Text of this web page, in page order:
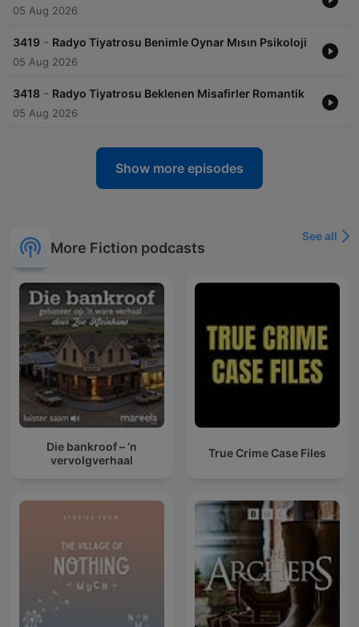
05 Aug 2026
3419 - Radyo Tiyatrosu Benimle Oynar Mısın Psikoloji
05 Aug 2026
3418 - Radyo Tiyatrosu Beklenen Misafirler Romantik
05 Aug 2026
Show more episodes
More Fiction podcasts
See all
Die bankroof – ’n
vervolgverhaal
True Crime Case Files